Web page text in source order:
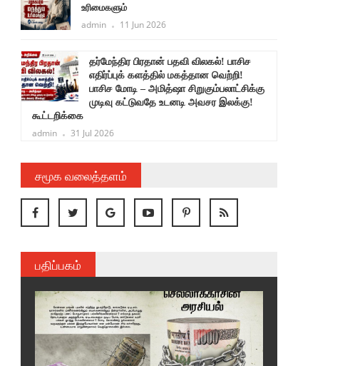
உரிமைகளும்
admin 11 Jun 2026
தர்மேந்திர பிரதான் பதவி விலகல்! பாசிச
எதிர்ப்புக் களத்தில் மகத்தான வெற்றி!
பாசிச மோடி – அமித்ஷா சிறுகும்பலாட்சிக்கு
முடிவு கட்டுவதே உடனடி அவசர இலக்கு!
கூட்டறிக்கை
admin 31 Jul 2026
சமூக வலைத்தளம்
பதிப்பகம்